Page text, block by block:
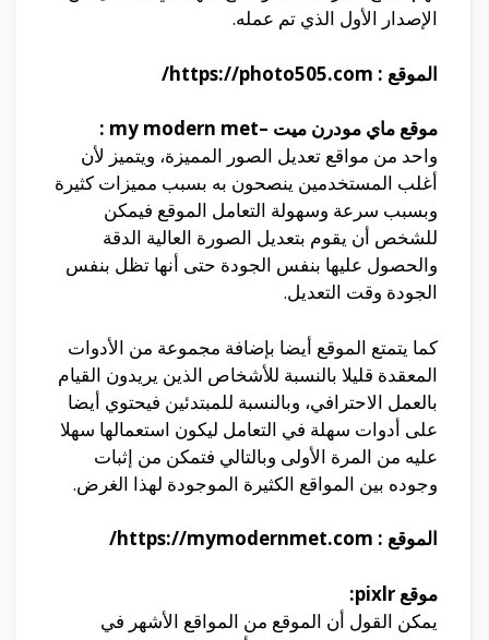
الإصدار الأول الذي تم عمله.
الموقع : https://photo505.com/
موقع ماي مودرن ميت –my modern met
:
واحد من مواقع تعديل الصور المميزة، ويتميز لأن
أغلب المستخدمين ينصحون به بسبب مميزات كثيرة
وبسبب سرعة وسهولة التعامل الموقع فيمكن
للشخص أن يقوم بتعديل الصورة العالية الدقة
والحصول عليها بنفس الجودة حتى أنها تظل بنفس
الجودة وقت التعديل.
كما يتمتع الموقع أيضا بإضافة مجموعة من الأدوات
المعقدة قليلا بالنسبة للأشخاص الذين يريدون القيام
بالعمل الاحترافي، وبالنسبة للمبتدئين فيحتوي أيضا
على أدوات سهلة في التعامل ليكون استعمالها سهلا
عليه من المرة الأولى وبالتالي فتمكن من إثبات
وجوده بين المواقع الكثيرة الموجودة لهذا الغرض.
الموقع : https://mymodernmet.com/
موقع pixlr:
يمكن القول أن الموقع من المواقع الأشهر في